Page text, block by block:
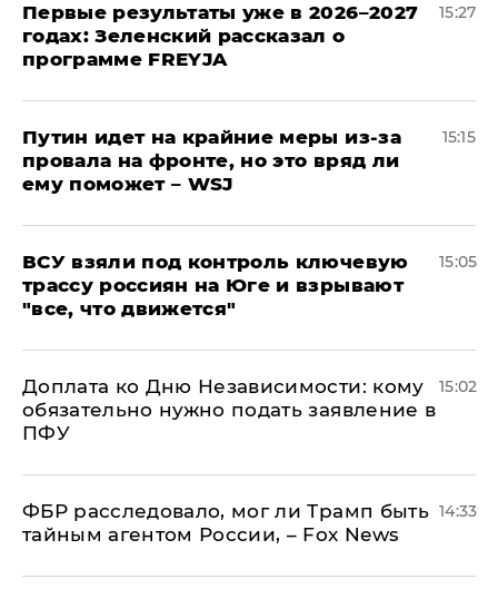
Первые результаты уже в 2026–2027
годах: Зеленский рассказал о
программе FREYJA
15:27
Путин идет на крайние меры из-за
провала на фронте, но это вряд ли
ему поможет – WSJ
15:15
ВСУ взяли под контроль ключевую
трассу россиян на Юге и взрывают
"все, что движется"
15:05
Доплата ко Дню Независимости: кому
обязательно нужно подать заявление в
ПФУ
15:02
ФБР расследовало, мог ли Трамп быть
тайным агентом России, – Fox News
14:33